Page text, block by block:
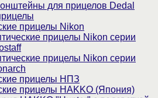
для прицелов Dedal
прицелы Nikon
прицелы Nikon серии
прицелы Nikon серии
прицелы НПЗ
прицелы HAKKO (Япония)